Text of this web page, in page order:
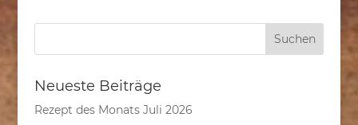
Neueste Beiträge
Rezept des Monats Juli 2026